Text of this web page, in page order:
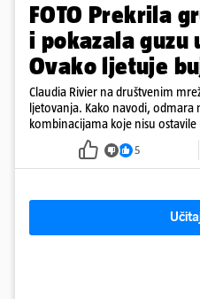
FOTO Prekrila
i pokazala guzu
Ovako ljetuje
Claudia Rivier na društvenim
ljetovanja. Kako navodi, odmara
kombinacijama koje nisu
5